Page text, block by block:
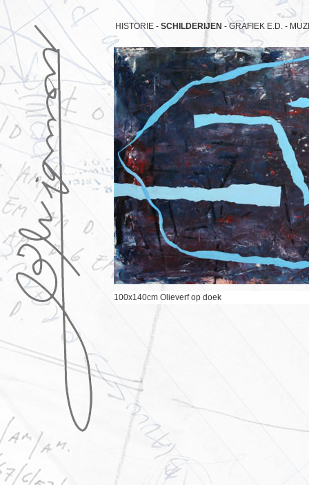
100x140cm Olieverf op doek
HISTORIE - SCHILDERIJEN - GRAFIEK E.D. -